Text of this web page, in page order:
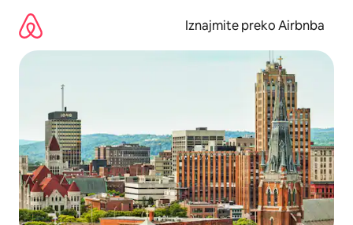
sadržaj
Iznajmite preko Airbnba